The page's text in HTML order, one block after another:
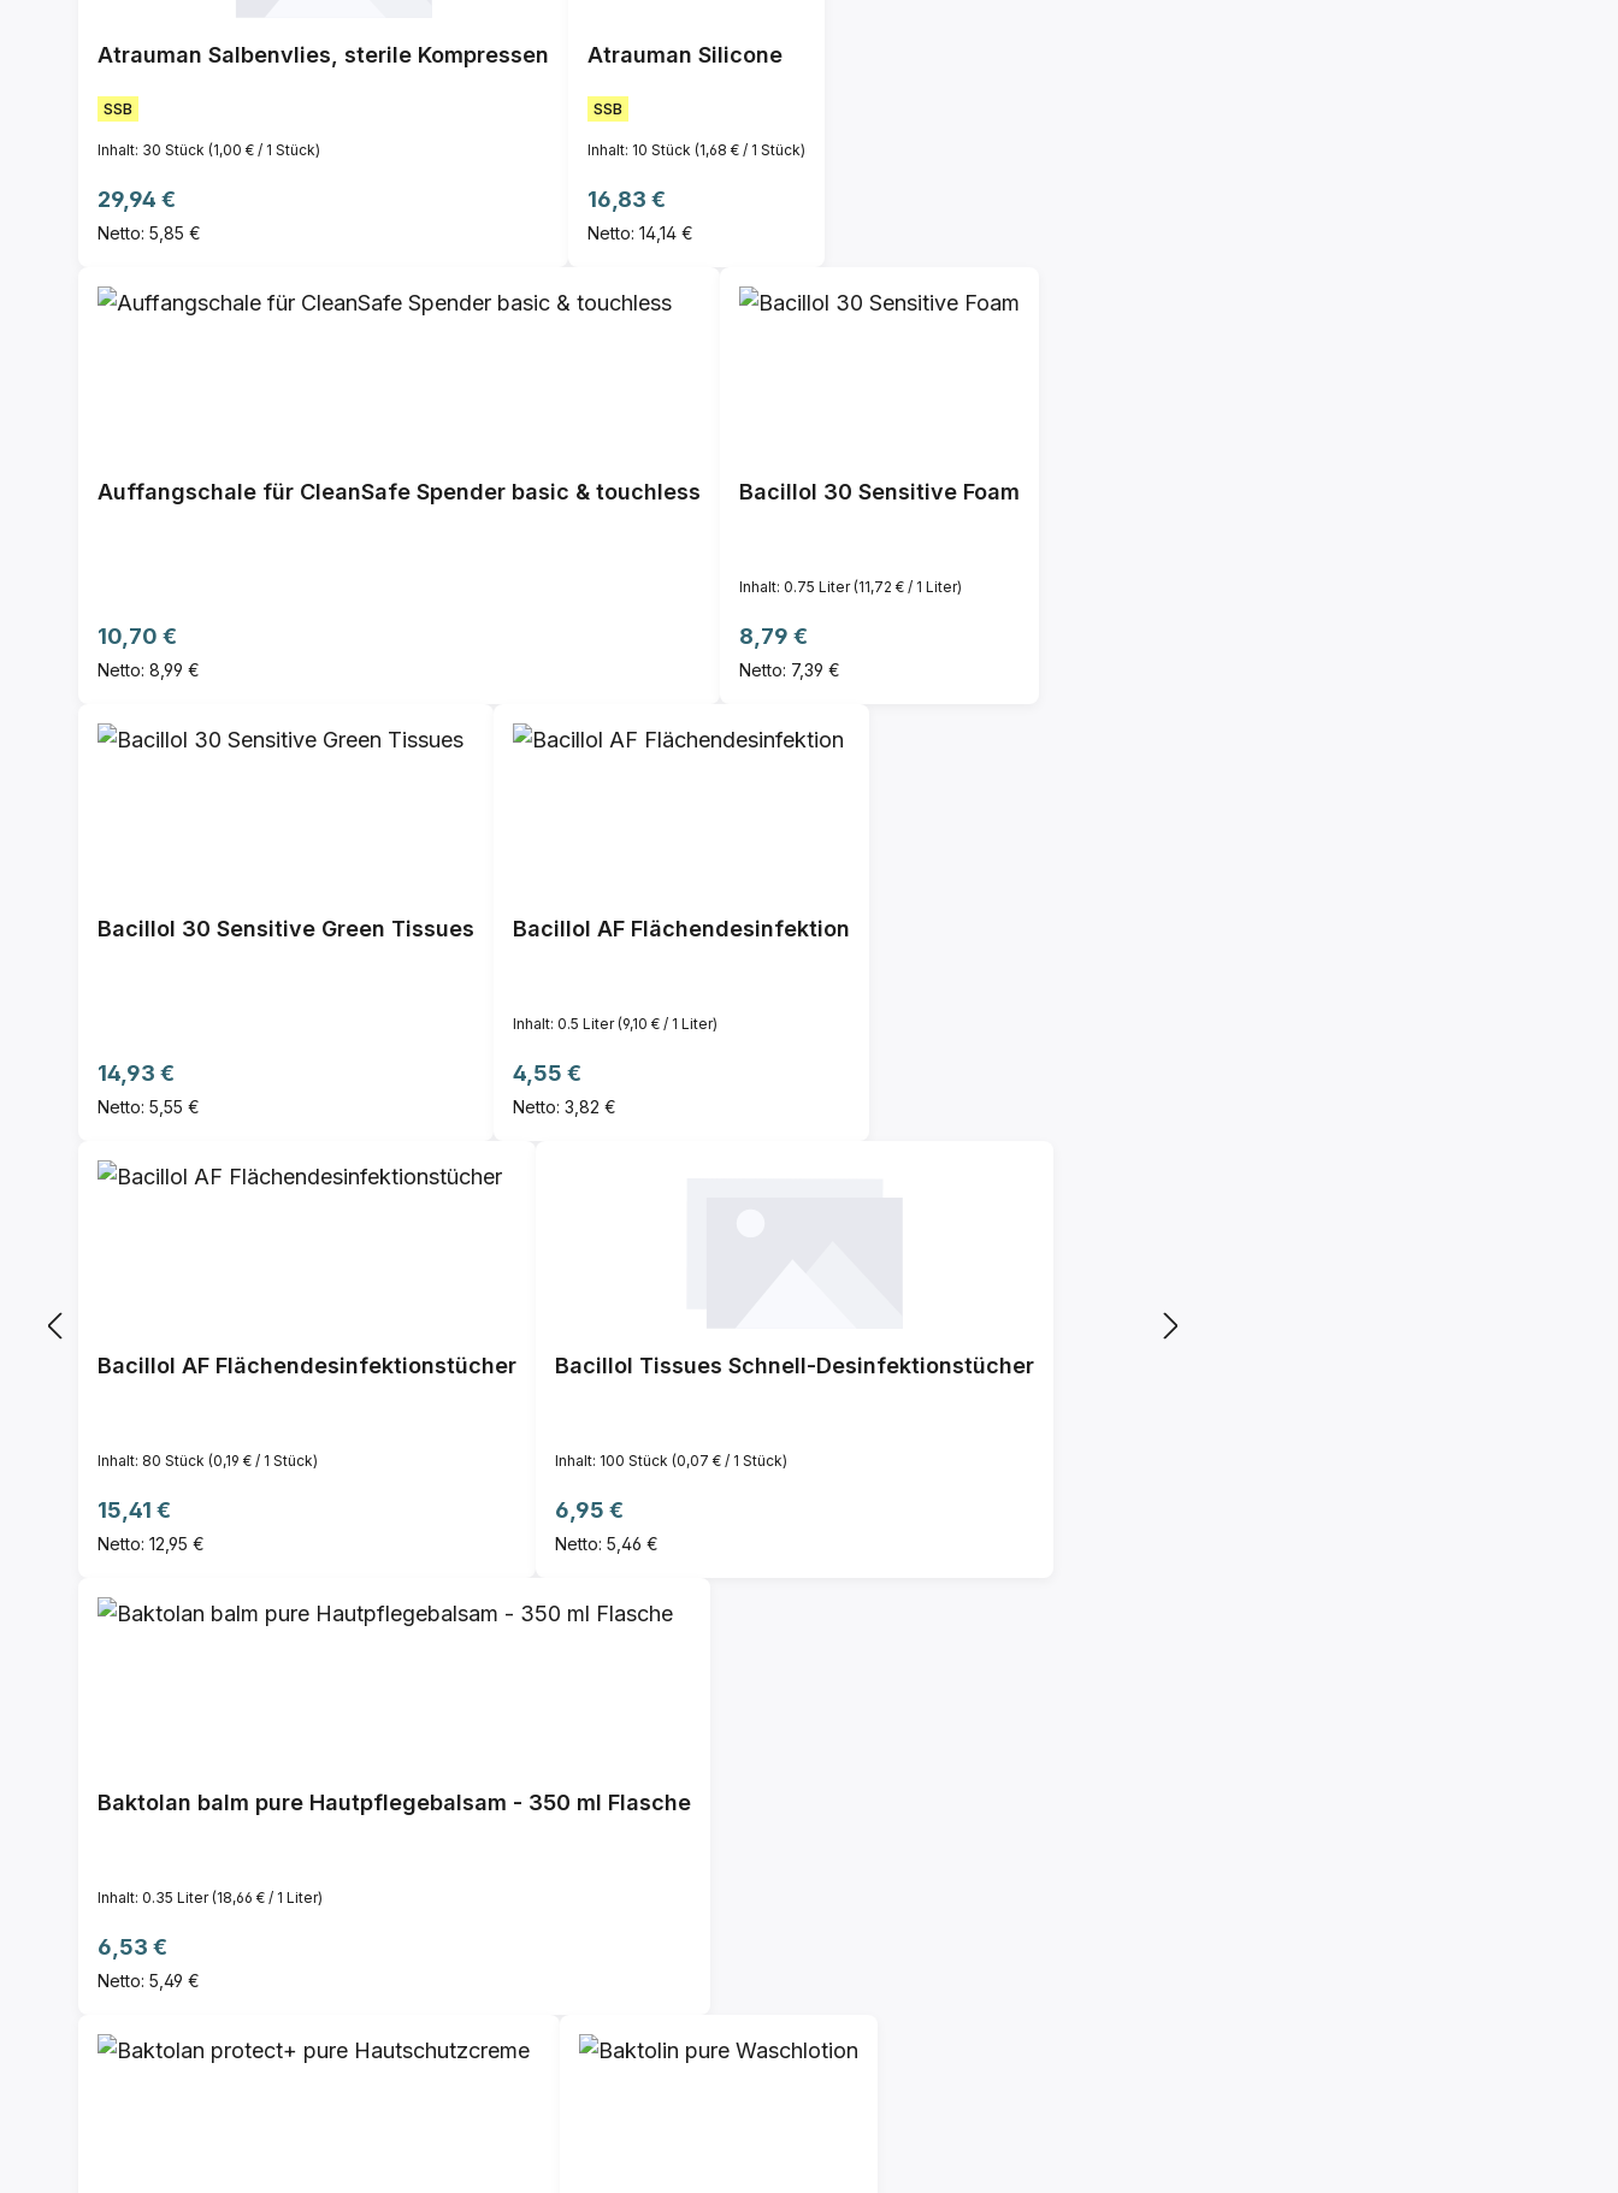
Atrauman Salbenvlies, sterile Kompressen
SSB
Inhalt: 30 Stück (1,00 € / 1 Stück)
Regulärer Preis:
29,94 €
Netto: 5,85 €
Atrauman Silicone
SSB
Inhalt: 10 Stück (1,68 € / 1 Stück)
Regulärer Preis:
16,83 €
Netto: 14,14 €
Auffangschale für CleanSafe Spender basic & touchless
Regulärer Preis:
10,70 €
Netto: 8,99 €
Bacillol 30 Sensitive Foam
Inhalt: 0.75 Liter(11,72 € / 1 Liter)
Regulärer Preis:
8,79 €
Netto: 7,39 €
Bacillol 30 Sensitive Green Tissues
Regulärer Preis:
14,93 €
Netto: 5,55 €
Bacillol AF Flächendesinfektion
Inhalt: 0.5 Liter(9,10 € / 1 Liter)
Regulärer Preis:
4,55 €
Netto: 3,82 €
Bacillol AF Flächendesinfektionstücher
Inhalt: 80 Stück (0,19 € / 1 Stück)
Regulärer Preis:
15,41 €
Netto: 12,95 €
Bacillol Tissues Schnell-Desinfektionstücher
Inhalt: 100 Stück (0,07 € / 1 Stück)
Regulärer Preis:
6,95 €
Netto: 5,46 €
Baktolan balm pure Hautpflegebalsam - 350 ml Flasche
Inhalt: 0.35 Liter(18,66 € / 1 Liter)
Regulärer Preis:
6,53 €
Netto: 5,49 €